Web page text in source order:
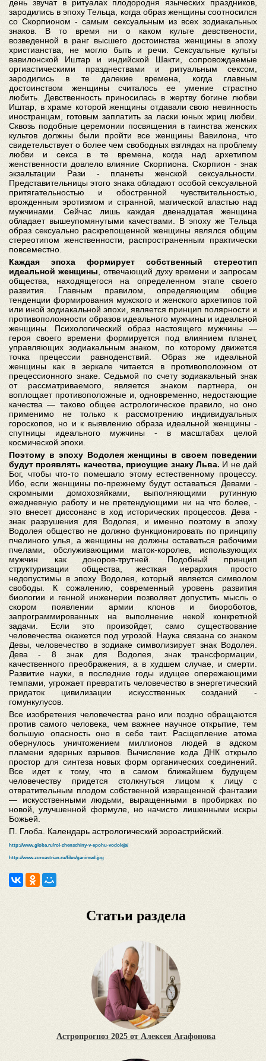
день звучат в ритуалах плодородня языческих праздников,
зародились в эпоху Тельца, когда образ женщины соотносился
со Скорпионом - самым сексуальным из всех зодиакальных
знаков. В то время ни о каком культе девствености,
возведенной в ранг высшего достоинства женщины в эпоху
христианства, не могло быть и речи. Сексуальные культы
вавилонской Иштар и индийской Шакти, сопровождаемые
оргиастическими празднествами и ритуальным сексом,
зародились в те далекие времена, когда главным
достоинством женщины считалось ее умение страстно
любить. Девственность приносилась в жертву богине любви
Иштар, в храме которой женщины отдавали свою невинность
иностранцам, готовым заплатить за ласки юных жриц любви.
Сквозь подобные церемонии посвящения в таинства женских
культов должны были пройти все женщины Вавилона, что
свидетельствует о более чем свободных взглядах на проблему
любви и секса в те времена, когда над архетипом
женственности довлело влияние Скорпиона. Скорпион - знак
экзальтации Рази - планеты женской сексуальности.
Представительницы этого знака обладают особой сексуальной
притягательностью и обостренной чувствительностью,
врожденным эротизмом и странной, магической властью над
мужчинами. Сейчас лишь каждая двенадцатая женщина
обладает вышеупомянутыми качествами. В эпоху же Тельца
образ сексуально раскрепощенной женщины являлся общим
стереотипом женственности, распространенным практически
повсеместно.
Каждая эпоха формирует собственный стереотип
идеальной женщины , отвечающий духу времени и запросам
общества, находящегося на определенном этапе своего
развития. Главным правилом, определяющим общие
тенденции формирования мужского и женского архетипов той
или иной зодиакальной эпохи, является принцип полярности и
противоположности образов идеального мужчины и идеальной
женщины. Психологический образ настоящего мужчины —
героя своего времени формируется под влиянием планет,
управляющих зодиакальным знаком, по которому движется
точка прецессии равноденствий. Образ же идеальной
женщины как в зеркале читается в противоположном от
прецессионного знаке. Седьмой по счету зодиакальный знак
от рассматриваемого, является знаком партнера, он
воплощает противоположные и, одновременно, недостающие
качества — таково общее астрологическое правило, но оно
применимо не только к рассмотрению индивидуальных
гороскопов, но и к выявлению образа идеальной женщины -
спутницы идеального мужчины - в масштабах целой
космической эпохи.
Поэтому в эпоху Водолея женщины в своем поведении
будут проявлять качества, присущие знаку Льва. И не дай
Бог, чтобы что-то помешало этому естественному процессу.
Ибо, если женщины по-прежнему будут оставаться Девами -
скромными домохозяйками, выполняющими рутинную
ежедневную работу и не претендующими ни на что более, -
это внесет диссонанс в ход исторических процессов. Дева -
знак разрушения для Водолея, и именно поэтому в эпоху
Водолея общество не должно функционировать по принципу
пчелиного улья, а женщины не должны оставаться рабочими
пчелами, обслуживающими маток-королев, использующих
мужчин как доноров-трутней. Подобный принцип
структуризации общества, жесткая иерархия просто
недопустимы в эпоху Водолея, который является символом
свободы. К сожалению, современный уровень развития
биологии и генной инженерии позволяет допустить мысль о
скором появлении армии клонов и биороботов,
запрограммированных на выполнение некой конкретной
задачи. Если это произойдет, само существование
человечества окажется под угрозой. Наука связана со знаком
Девы, человечество в зодиаке символизирует знак Водолея.
Дева - 8 знак для Водолея, знак трансформации,
качественного преображения, а в худшем случае, и смерти.
Развитие науки, в последние годы идущее опережающими
темпами, угрожает превратить человечество в энергетический
придаток цивилизации искусственных созданий -
гомункулусов.
Все изобретения человечества рано или поздно обращаются
против самого человека, чем важнее научное открытие, тем
большую опасность оно в себе таит. Расщепление атома
обернулось уничтожением миллионов людей в адском
пламени ядерных взрывов. Вычисление кода ДНК открыло
простор для синтеза новых форм органических соединений.
Все идет к тому, что в самом ближайшем будущем
человечеству придется столкнуться лицом к лицу с
отвратительным плодом собственной извращенной фантазии
— искусственными людьми, выращенными в пробирках по
новой, улучшенной формуле, но начисто лишенными искры
Божьей.
П. Глоба. Календарь астрологический зороастрийский.
http://www.globa.ru/rol-zhenschiny-v-epohu-vodoleja/
http://www.zoroastrian.ru/files/ganimed.jpg
Статьи раздела
Астропрогноз 2025 от Алексея Агафонова